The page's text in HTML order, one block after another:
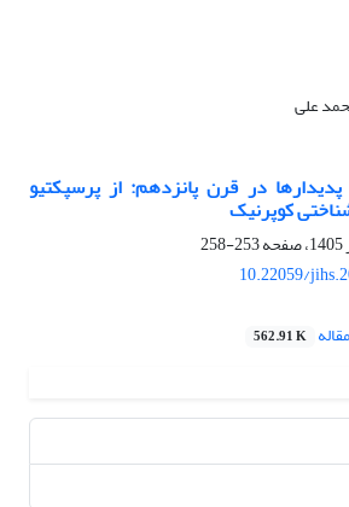
علی
پدیدارها در قرن پانزدهم: از پرسپکتیو
کوپرنیک
253-258
10.22059/
562.91 K